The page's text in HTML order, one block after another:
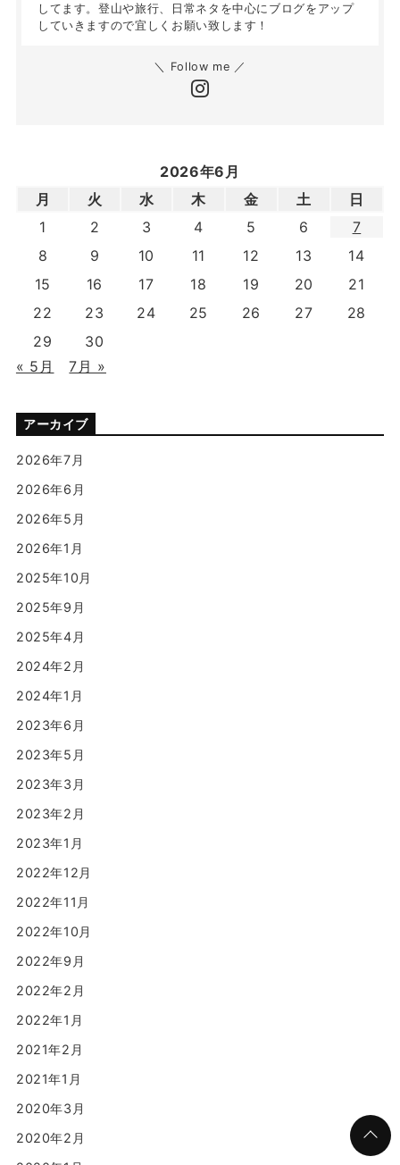
してます。登山や旅行、日常ネタを中心にブログをアップ
していきますので宜しくお願い致します！
＼ Follow me ／
2026年6月
月
火 水 木 金 土
日
1
2 3 4 5 6
7
8
9 10 11 12 13
14
15
16 17 18 19 20
21
22
23 24 25 26 27
28
29
30
« 5月
7月 »
アーカイブ
2026年7月
2026年6月
2026年5月
2026年1月
2025年10月
2025年9月
2025年4月
2024年2月
2024年1月
2023年6月
2023年5月
2023年3月
2023年2月
2023年1月
2022年12月
2022年11月
2022年10月
2022年9月
2022年2月
2022年1月
2021年2月
2021年1月
2020年3月
2020年2月